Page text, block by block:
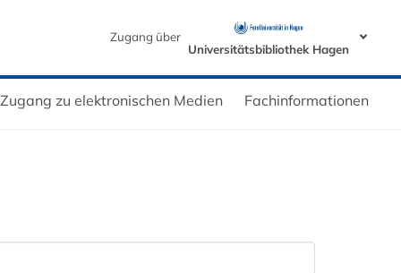
Zugang über
Universitätsbibliothek Hagen
Zugang zu elektronischen Medien Fachinformationen